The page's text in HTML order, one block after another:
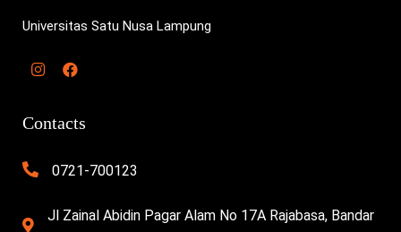
Universitas Satu Nusa Lampung
Contacts
0721-700123
Jl Zainal Abidin Pagar Alam No 17A Rajabasa, Bandar